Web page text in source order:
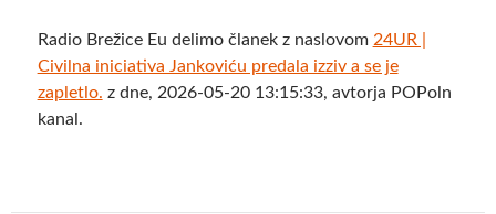
Radio Brežice Eu delimo članek z naslovom 24UR |
Civilna iniciativa Jankoviću predala izziv a se je
zapletlo. z dne, 2026-05-20 13:15:33, avtorja POPoln
kanal.